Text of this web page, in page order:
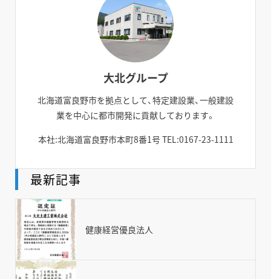
NEWS
大北グループ
北海道富良野市を拠点として、特定建設業、一般建設
業を中心に都市開発に貢献しております。
本社:北海道富良野市本町8番1号 TEL:0167-23-1111
最新記事
健康経営優良法人